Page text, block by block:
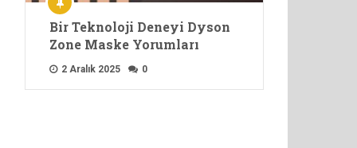
Bir Teknoloji Deneyi Dyson
Zone Maske Yorumları
2 Aralık 2025 0